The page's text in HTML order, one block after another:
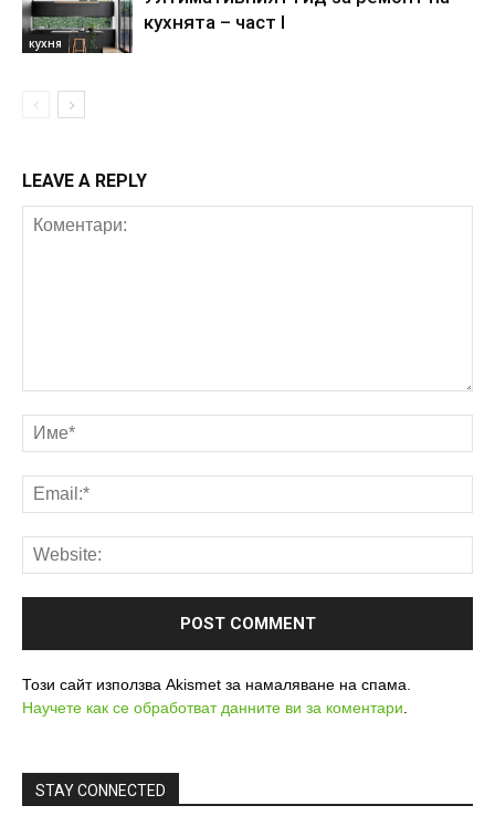
кухня
кухнята – част I
LEAVE A REPLY
Този сайт използва Akismet за намаляване на спама.
Научете как се обработват данните ви за коментари.
STAY CONNECTED